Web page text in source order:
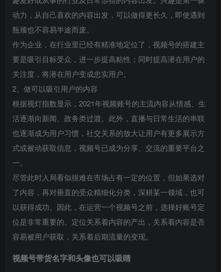
动力，从自己喜欢的内容出发，可以做得更长久，即使遇到
瓶颈也不容易半途而废。
作为企业，在行业里已经有精准地定位了，视频号的搭建主
要是吸引目标受众，进一步提高粘性；同时提高潜在用户的
关注度，将潜在用户变成忠实用户。
2、做可以吸引用户的内容
根据视灯指数显示，2021年视频账号的主流内容从情感、生
活逐渐向新闻、政务类过渡。此外，直播与日常生活的串联
也逐渐成为用户习惯，社交关系的放大让用户有更多展示方
式或被动获取信息，视频号已成为分享、交流的重要平台之
一。
尽管此时入局看似很难在市场占有一定的位置，但如果选对
了内容，再对垂直的受众精细化分类，深耕某一领域，也可
以获得成功。因此，在运营一个视频号之前，选择好账号定
位是非常重要的。定位关系着内容的产出，关系着内容是否
容易被用户获取，关系着后期流量的变现。
视频号带货名字和头像也可以吸睛